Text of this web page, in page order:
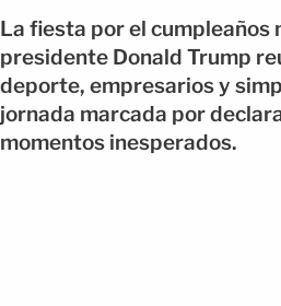
La fiesta por el cumpleaños
presidente Donald Trump
deporte, empresarios y
jornada marcada por
momentos inesperados.